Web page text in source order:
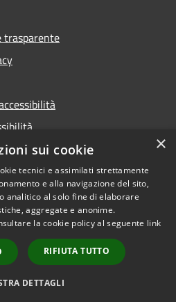
trasparente
Copyright © 2026 • Comune di
Marsala • Powered by
Municipium•
Accesso
redazione
×
sui cookie
tecnici e assimilati strettamente
e alla navigazione del sito,
analitico al solo fine di elaborare
aggregate e anonime.
la cookie policy al seguente link
RIFIUTA TUTTO
DETTAGLI